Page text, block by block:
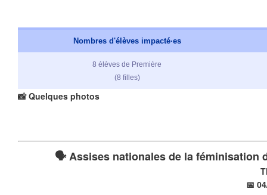
Nombres d'élèves impacté·es
8 élèves de Première
(8 filles)
📸 Quelques photos
🗣️ Assises nationales de la féminisation
📅